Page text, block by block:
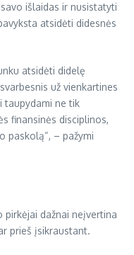
išlaidas ir nusistatyti
atsidėti didesnės
atsidėti didelę
už vienkartines
taupydami ne tik
finansinės disciplinos,
paskolą“, – pažymi
pirkėjai dažnai neįvertina
prieš įsikraustant.